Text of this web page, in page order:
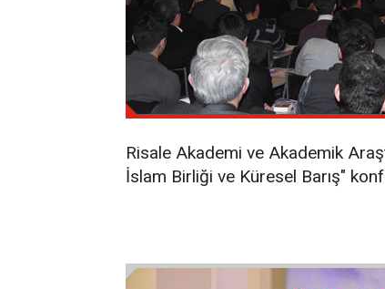
Risale Akademi ve Akademik
İslam Birliği ve Küresel Barış"